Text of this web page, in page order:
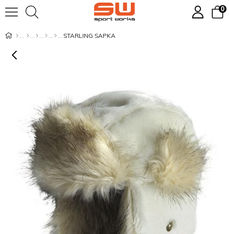
0
STARLING SAPKA